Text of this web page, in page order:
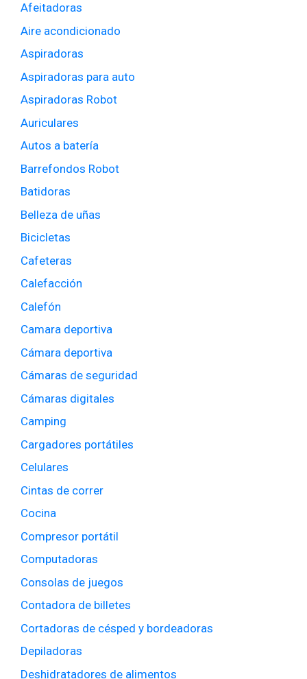
Afeitadoras
Aire acondicionado
Aspiradoras
Aspiradoras para auto
Aspiradoras Robot
Auriculares
Autos a batería
Barrefondos Robot
Batidoras
Belleza de uñas
Bicicletas
Cafeteras
Calefacción
Calefón
Camara deportiva
Cámara deportiva
Cámaras de seguridad
Cámaras digitales
Camping
Cargadores portátiles
Celulares
Cintas de correr
Cocina
Compresor portátil
Computadoras
Consolas de juegos
Contadora de billetes
Cortadoras de césped y bordeadoras
Depiladoras
Deshidratadores de alimentos